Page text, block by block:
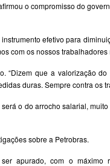
o compromisso do
efetivo para
com os nossos trabalhadores
“Dizem que a valorização
duras. Sempre contra os
o do arrocho salarial,
sobre a Petrobras.
apurado, com o máximo